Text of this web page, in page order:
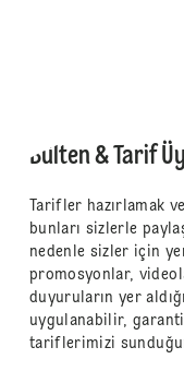
Bülten & Tarif
Tarifler hazırlamak
bunları sizlerle
nedenle sizler için
promosyonlar,
duyuruların yer
uygulanabilir,
tariflerimizi